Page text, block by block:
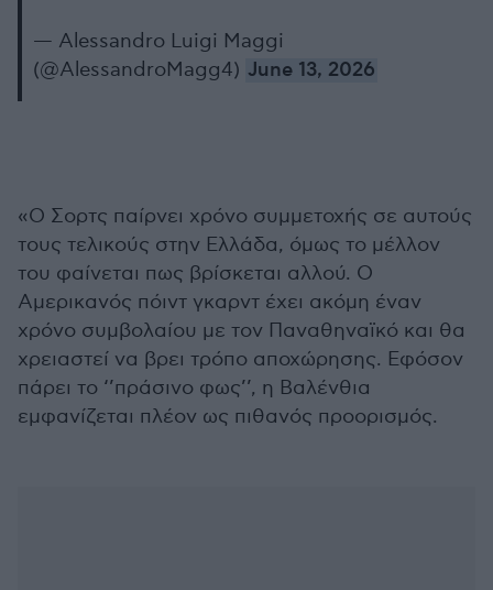
— Alessandro Luigi Maggi
(@AlessandroMagg4) June 13, 2026
«Ο Σορτς παίρνει χρόνο συμμετοχής σε αυτούς
τους τελικούς στην Ελλάδα, όμως το μέλλον
του φαίνεται πως βρίσκεται αλλού. Ο
Αμερικανός πόιντ γκαρντ έχει ακόμη έναν
χρόνο συμβολαίου με τον Παναθηναϊκό και θα
χρειαστεί να βρει τρόπο αποχώρησης. Εφόσον
πάρει το ‘’πράσινο φως’’, η Βαλένθια
εμφανίζεται πλέον ως πιθανός προορισμός.